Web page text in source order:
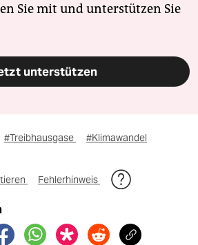
Sie mit und unterstützen Sie
unterstützen
#Treibhausgase #Klimawandel
Fehlerhinweis